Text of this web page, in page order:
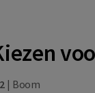
| Boom